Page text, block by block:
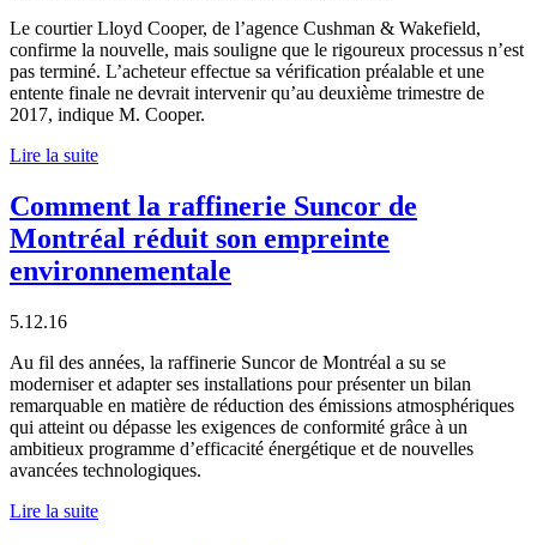
Le courtier Lloyd Cooper, de l’agence Cushman & Wakefield,
confirme la nouvelle, mais souligne que le rigoureux processus n’est
pas terminé. L’acheteur effectue sa vérification préalable et une
entente finale ne devrait intervenir qu’au deuxième trimestre de
2017, indique M. Cooper.
Lire la suite
Comment la raffinerie Suncor de
Montréal réduit son empreinte
environnementale
5.12.16
Au fil des années, la raffinerie Suncor de Montréal a su se
moderniser et adapter ses installations pour présenter un bilan
remarquable en matière de réduction des émissions atmosphériques
qui atteint ou dépasse les exigences de conformité grâce à un
ambitieux programme d’efficacité énergétique et de nouvelles
avancées technologiques.
Lire la suite